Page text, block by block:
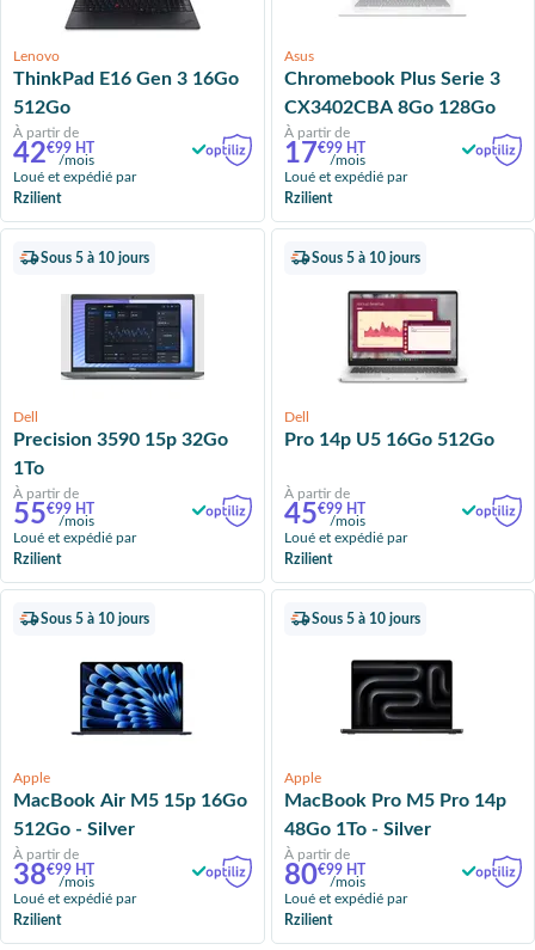
Lenovo
ThinkPad E16 Gen 3 16Go
512Go
À partir de
42€99 HT
/mois
Loué et expédié par
Rzilient
Asus
Chromebook Plus Serie 3
CX3402CBA 8Go 128Go
À partir de
17€99 HT
/mois
Loué et expédié par
Rzilient
Sous 5 à 10 jours
Dell
Precision 3590 15p 32Go
1To
À partir de
55€99 HT
/mois
Loué et expédié par
Rzilient
Sous 5 à 10 jours
Dell
Pro 14p U5 16Go 512Go
À partir de
45€99 HT
/mois
Loué et expédié par
Rzilient
Sous 5 à 10 jours
Apple
MacBook Air M5 15p 16Go
512Go - Silver
À partir de
38€99 HT
/mois
Loué et expédié par
Rzilient
Sous 5 à 10 jours
Apple
MacBook Pro M5 Pro 14p
48Go 1To - Silver
À partir de
80€99 HT
/mois
Loué et expédié par
Rzilient